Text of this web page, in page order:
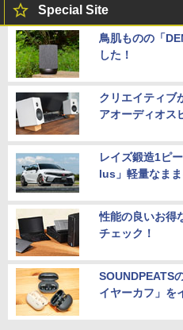
Special Site
鳥肌ものの「
した！
クリエイティブ
アオーディオス
レイズ鍛造1ピ
lus」軽量なま
性能の良いお得
チェック！
SOUNDPEATS
イヤーカフ」を